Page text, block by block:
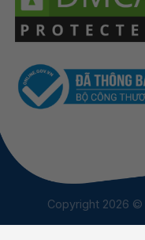
Copyright 2026 ©